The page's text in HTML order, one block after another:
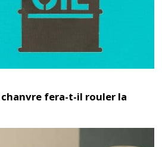
fera-t-il rouler la